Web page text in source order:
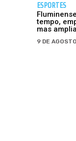
ESPORTES
tempo,
mas
9 DE